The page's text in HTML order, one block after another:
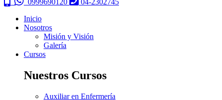
Inicio
Nosotros
Misión y Visión
Galería
Cursos
Nuestros Cursos
Auxiliar en Enfermería